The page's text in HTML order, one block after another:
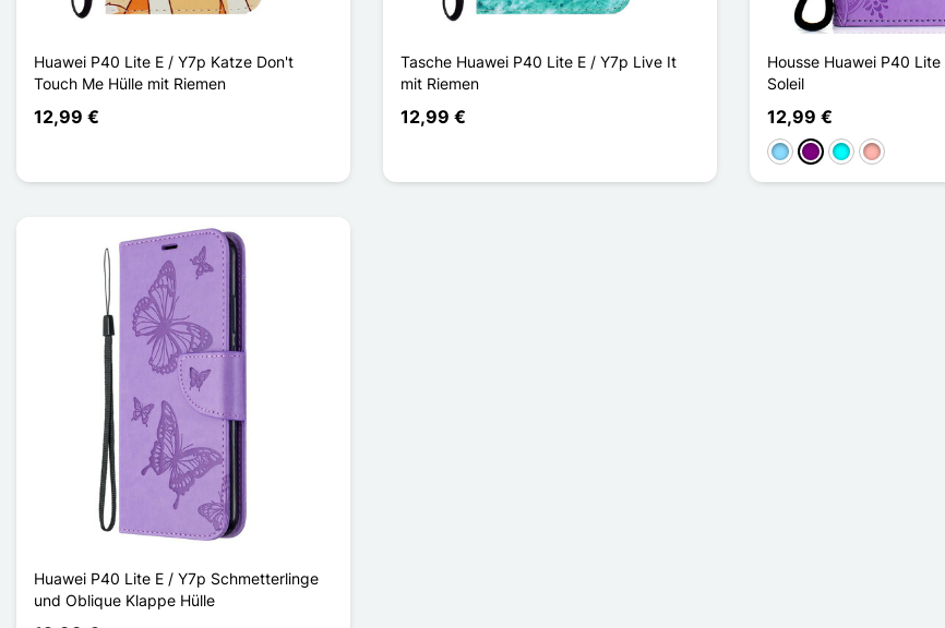
Huawei P40 Lite E / Y7p Katze Don't
Touch Me Hülle mit Riemen
12,99 €
Tasche Huawei P40 Lite E / Y7p Live It
mit Riemen
12,99 €
Housse Huawei P40
Soleil
12,99 €
HellblauViolettCyanRoségold
Huawei P40 Lite E / Y7p Schmetterlinge
und Oblique Klappe Hülle